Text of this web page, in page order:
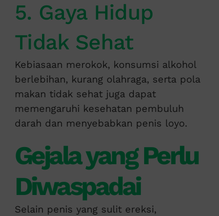
5. Gaya Hidup
Tidak Sehat
Kebiasaan merokok, konsumsi alkohol
berlebihan, kurang olahraga, serta pola
makan tidak sehat juga dapat
memengaruhi kesehatan pembuluh
darah dan menyebabkan penis loyo.
Gejala yang Perlu
Diwaspadai
Selain penis yang sulit ereksi,